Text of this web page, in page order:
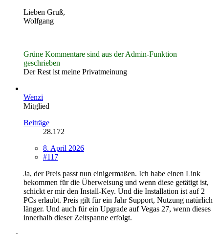
Lieben Gruß,
Wolfgang
Grüne Kommentare sind aus der Admin-Funktion
geschrieben
Der Rest ist meine Privatmeinung
Wenzi
Mitglied
Beiträge
28.172
8. April 2026
#117
Ja, der Preis passt nun einigermaßen. Ich habe einen Link
bekommen für die Überweisung und wenn diese getätigt ist,
schickt er mir den Install-Key. Und die Installation ist auf 2
PCs erlaubt. Preis gilt für ein Jahr Support, Nutzung natürlich
länger. Und auch für ein Upgrade auf Vegas 27, wenn dieses
innerhalb dieser Zeitspanne erfolgt.